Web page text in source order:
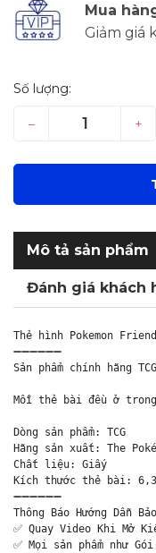
Mua
Giảm giá
Số lượng:
– +
Mô tả sản phẩm
Đánh giá khách
Thẻ hình Pokemon
➖➖➖➖➖➖
Sản phẩm chính hãng
Mỗi thẻ bài đều ở
Dòng sản phẩm: TCG
Hãng sản xuất: The
Chất liệu: Giấy
Kích thước thẻ bài:
➖➖➖➖➖➖
Thông Báo Hướng Dẫn
✅ Quay Video Khi Mở
✅ Mọi sản phẩm như